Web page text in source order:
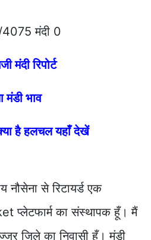
4075 मंदी 0
मंदी रिपोर्ट
भाव
है हलचल यहाँ देखें
से रिटायर्ड एक
प्लेटफार्म का संस्थापक हूँ। मैं
जिले का निवासी हूँ। मंडी